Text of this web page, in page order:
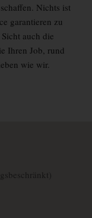
Nichts ist
garantieren zu
auch die
Ihren Job, rund
wie wir.